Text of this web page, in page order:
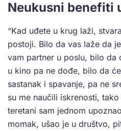
Neukusni benefiti
“Kad uđete u krug laži,
postoji. Bilo da vas laže da
vam partner u poslu, bilo da
u kino pa ne dođe, bilo da
sastanak i spavanje, pa ne
su me naučili iskrenosti,
teretani sam jednom
momak, ušao je u društvo,